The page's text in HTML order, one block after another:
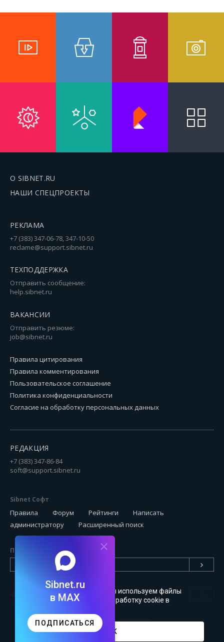
О SIBNET.RU
НАШИ СПЕЦПРОЕКТЫ
РЕКЛАМА
+7 (383) 347-06-78, 347-10-50
reclame@support.sibnet.ru
ТЕХПОДДЕРЖКА
Отправить сообщение:
help.sibnet.ru
ВАКАНСИИ
Отправить резюме:
job@sibnet.ru
Правила цитирования
Правила комментирования
Пользовательское соглашение
Политика конфиденциальности
Согласие на обработку персональных данных
РЕДАКЦИЯ
+7 (383) 347-86-84
soft@support.sibnet.ru
Sibnet Софт
Правила Форум Рейтинги
Написать
администратору
Расширенный поиск
Подписаться на новинки
Чтобы сайт был удобным, мы используем файлы
. Можете запретить обработку cookie в
OK
Sibnet.ru
в MAX
ПОДПИСАТЬСЯ